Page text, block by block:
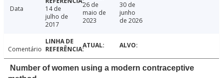
Data
14 de
julho de
2017
26 de
maio de
2023
30 de
junho
de 2026
Comentário
Number of women using a modern contraceptive